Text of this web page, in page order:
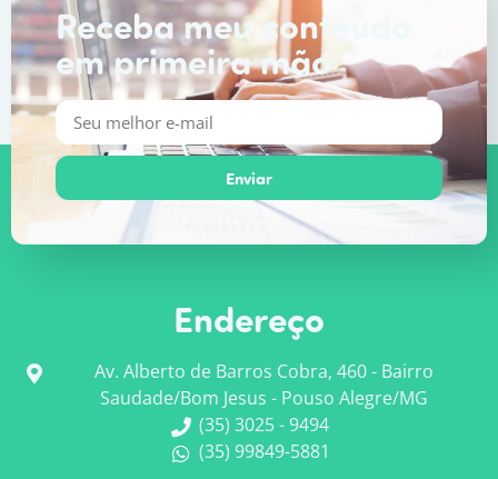
Receba meu conteúdo
em primeira mão
Enviar
Endereço
Av. Alberto de Barros Cobra, 460 - Bairro
Saudade/Bom Jesus - Pouso Alegre/MG
(35) 3025 - 9494
(35) 99849-5881